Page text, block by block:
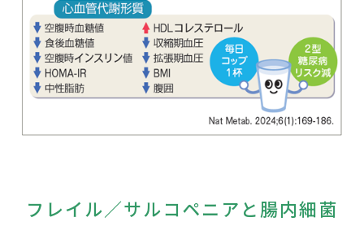
フレイル／サルコペニアと腸内細菌